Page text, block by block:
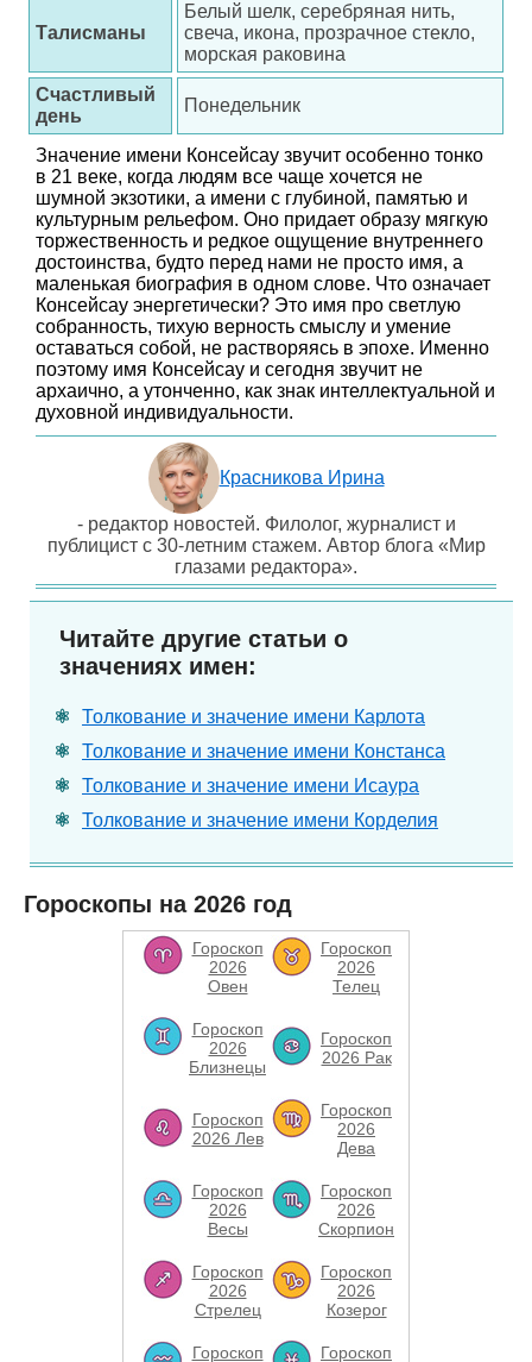
Талисманы
Белый шелк, серебряная нить,
свеча, икона, прозрачное стекло,
морская раковина
Счастливый
день
Понедельник
Значение имени Консейсау звучит особенно тонко
в 21 веке, когда людям все чаще хочется не
шумной экзотики, а имени с глубиной, памятью и
культурным рельефом. Оно придает образу мягкую
торжественность и редкое ощущение внутреннего
достоинства, будто перед нами не просто имя, а
маленькая биография в одном слове. Что означает
Консейсау энергетически? Это имя про светлую
собранность, тихую верность смыслу и умение
оставаться собой, не растворяясь в эпохе. Именно
поэтому имя Консейсау и сегодня звучит не
архаично, а утонченно, как знак интеллектуальной и
духовной индивидуальности.
Красникова Ирина
- редактор новостей. Филолог, журналист и
публицист с 30-летним стажем. Автор блога «Мир
глазами редактора».
Читайте другие статьи о
значениях имен:
Толкование и значение имени Карлота
Толкование и значение имени Констанса
Толкование и значение имени Исаура
Толкование и значение имени Корделия
Гороскопы на 2026 год
Гороскоп
2026
Овен
Гороскоп
2026
Телец
Гороскоп
2026
Близнецы
Гороскоп
2026 Рак
Гороскоп
2026 Лев
Гороскоп
2026
Дева
Гороскоп
2026
Весы
Гороскоп
2026
Скорпион
Гороскоп
2026
Стрелец
Гороскоп
2026
Козерог
Гороскоп
Гороскоп